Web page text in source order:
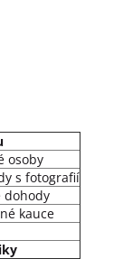
osoby
s fotografií
dohody
kauce